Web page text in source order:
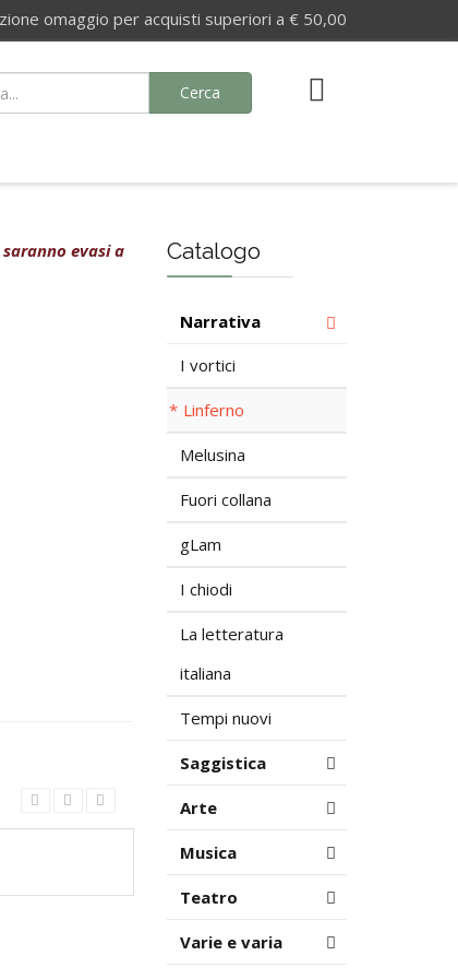
omaggio per acquisti superiori a € 50,00
Cerca
evasi a
Catalogo
Narrativa
I vortici
Linferno
Melusina
Fuori collana
gLam
I chiodi
La letteratura
italiana
Tempi nuovi
Saggistica
Arte
Musica
Teatro
Varie e varia